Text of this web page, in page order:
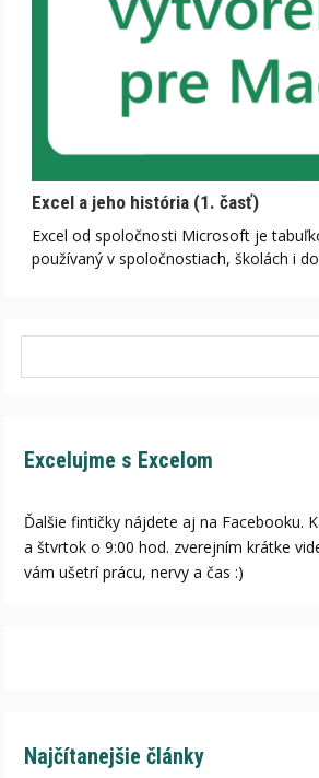
Excel a jeho história (1. časť)
Excel od spoločnosti Microsoft je
používaný v spoločnostiach, školách i
Excelujme s Excelom
Ďalšie fintičky nájdete aj na Facebooku.
a štvrtok o 9:00 hod. zverejním krátke
vám ušetrí prácu, nervy a čas :)
Najčítanejšie články